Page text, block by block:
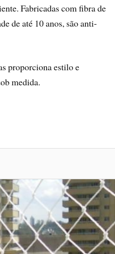
Fabricadas com fibra de
de até 10 anos, são anti-
proporciona estilo e
medida.